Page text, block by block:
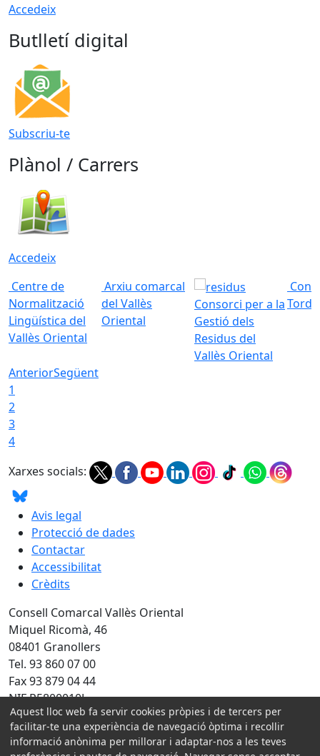
Accedeix
Butlletí digital
Subscriu-te
Plànol / Carrers
Accedeix
Centre de
Normalització
Lingüística del
Vallès Oriental
Arxiu comarcal
del Vallès
Oriental
Consorci per a la
Gestió dels
Residus del
Vallès Oriental
AnteriorSegüent
1
2
3
4
Xarxes socials:
Avis legal
Protecció de dades
Contactar
Accessibilitat
Crèdits
Consell Comarcal Vallès Oriental
Miquel Ricomà, 46
08401 Granollers
Tel. 93 860 07 00
Fax 93 879 04 44
NIF P5800010J
Amb la col·laboració de:
Aquest lloc web fa servir cookies pròpies i de tercers per
facilitar-te una experiència de navegació òptima i recollir
informació anònima per millorar i adaptar-nos a les teves